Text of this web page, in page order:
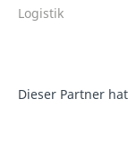
Logistik
Dieser Partner